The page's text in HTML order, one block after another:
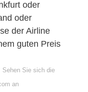
oder
oder
der Airline
guten Preis
Sehen Sie sich die
an